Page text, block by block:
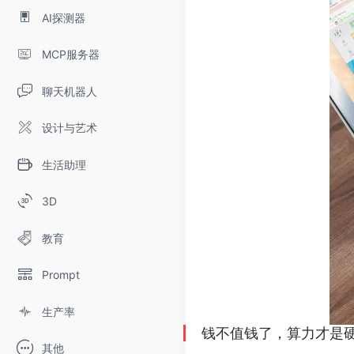
AI探测器
MCP服务器
聊天机器人
设计与艺术
生活助理
3D
教育
Prompt
生产率
其他
钱不值钱了，算力才是